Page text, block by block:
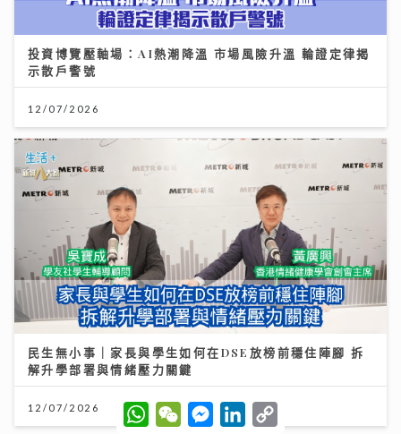
投資博覽壓軸場：AI熱潮降溫 市場風險升溫 輪證定律揭
示散戶警號
12/07/2026
民生無小事｜家長與學生如何在DSE放榜前穩住陣腳 拆
解升學部署與情緒壓力關鍵
12/07/2026
W
h
W
e
M
e
L
o